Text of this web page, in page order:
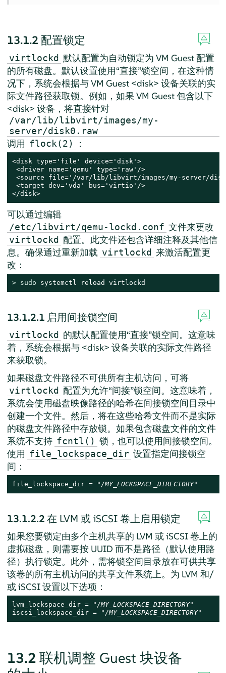
13.1.2 配置锁定
virtlockd 默认配置为自动锁定为 VM Guest 配置
的所有磁盘。默认设置使用“直接”锁空间，在这种情
况下，系统会根据与 VM Guest <disk> 设备关联的实
际文件路径获取锁。例如，如果 VM Guest 包含以下
<disk> 设备，将直接针对
/var/lib/libvirt/images/my-
server/disk0.raw
调用 flock(2) ：
<disk type='file' device='disk'>
<driver name='qemu' type='raw'/>
<source file='/var/lib/libvirt/images/my-server/
<target dev='vda' bus='virtio'/>
</disk>
可以通过编辑
/etc/libvirt/qemu-lockd.conf 文件来更改
virtlockd 配置。此文件还包含详细注释及其他信
息。确保通过重新加载 virtlockd 来激活配置更
改：
> sudo systemctl reload virtlockd
13.1.2.1 启用间接锁空间
virtlockd 的默认配置使用“直接”锁空间。这意味
着，系统会根据与 <disk> 设备关联的实际文件路径
来获取锁。
如果磁盘文件路径不可供所有主机访问，可将
virtlockd 配置为允许“间接”锁空间。这意味着，
系统会使用磁盘映像路径的哈希在间接锁空间目录中
创建一个文件。然后，将在这些哈希文件而不是实际
的磁盘文件路径中存放锁。如果包含磁盘文件的文件
系统不支持 fcntl() 锁，也可以使用间接锁空间。
使用 file_lockspace_dir 设置指定间接锁空
间：
file_lockspace_dir = " /MY_LOCKSPACE_DIRECTORY"
13.1.2.2在 LVM 或 iSCSI 卷上启用锁定
如果您要锁定由多个主机共享的 LVM 或 iSCSI 卷上的
虚拟磁盘，则需要按 UUID 而不是路径（默认使用路
径）执行锁定。此外，需将锁空间目录放在可供共享
该卷的所有主机访问的共享文件系统上。为 LVM 和/
或 iSCSI 设置以下选项：
lvm_lockspace_dir = " /MY_LOCKSPACE_DIRECTORY"
iscsi_lockspace_dir = " /MY_LOCKSPACE_DIRECTORY"
13.2 联机调整 Guest 块设备